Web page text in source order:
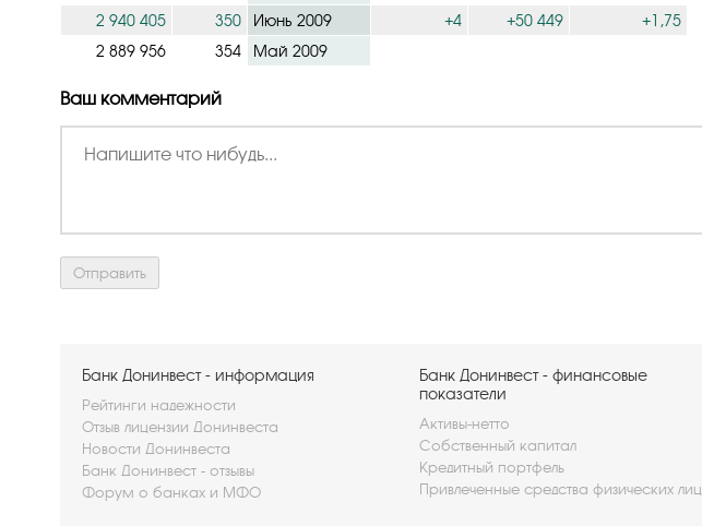
2 940 405
350 Июнь 2009 +4 +50 449
+1,75
2 889 956
354 Май 2009
Ваш комментарий
Банк Донинвест - информация
Рейтинги надежности
Отзыв лицензии Донинвеста
Новости Донинвеста
Банк Донинвест - отзывы
Форум о банках и МФО
Банк Донинвест - финансовые
показатели
Активы-нетто
Собственный капитал
Кредитный портфель
Привлеченные средства физических лиц